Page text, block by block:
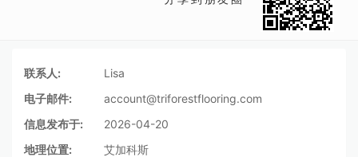
联系人:
Lisa
电子邮件:
account@triforestflooring.com
信息发布于:
2026-04-20
地理位置:
艾加科斯